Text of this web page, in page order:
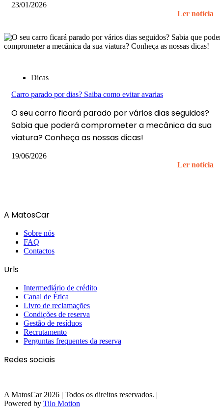
23/01/2026
Ler notícia
Dicas
Carro parado por dias? Saiba como evitar avarias
O seu carro ficará parado por vários dias seguidos?
Sabia que poderá comprometer a mecânica da sua
viatura? Conheça as nossas dicas!
19/06/2026
Ler notícia
A MatosCar
Sobre nós
FAQ
Contactos
Urls
Intermediário de crédito
Canal de Ética
Livro de reclamações
Condições de reserva
Gestão de resíduos
Recrutamento
Perguntas frequentes da reserva
Redes sociais
A MatosCar 2026 | Todos os direitos reservados. |
Powered by Tilo Motion